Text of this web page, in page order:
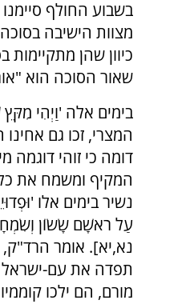
בשבוע החולף
מצוות הישיבה
כיוון שהן
שאור הסוכה הוא
בימים אלה 'וַיְהִי
המצרי, זכו גם
דומה כי זוהי
המקיף ומשמח את
נשיר בימים אלו
עַל רֹאשָׁם שָׂשׂוֹן וְשִׂמְחָה
נא,יא]. אומר
תפדה את עם-ישראל
מורם, הם ילכו